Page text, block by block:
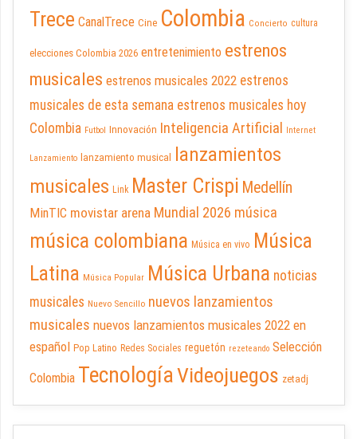
Trece CanalTrece Cine Colombia Concierto cultura
elecciones Colombia 2026 entretenimiento estrenos
musicales estrenos musicales 2022 estrenos
musicales de esta semana estrenos musicales hoy
Colombia Futbol Innovación Inteligencia Artificial Internet
Lanzamiento lanzamiento musical
lanzamientos
musicales Link Master Crispi Medellín
MinTIC movistar arena Mundial 2026 música
música colombiana Música en vivo Música
Latina Música Popular Música Urbana noticias
musicales Nuevo Sencillo nuevos lanzamientos
musicales nuevos lanzamientos musicales 2022 en
español Pop Latino Redes Sociales reguetón rezeteando Selección
Colombia TecnologíaVideojuegos zetadj